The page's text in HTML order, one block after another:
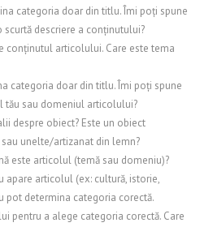
categoria doar din titlu. Îmi poți spune
descriere a conținutului?
conținutul articolului. Care este tema
categoria doar din titlu. Îmi poți spune
tău sau domeniul articolului?
despre obiect? Este un obiect
unelte/artizanat din lemn?
este articolul (temă sau domeniu)?
apare articolul (ex: cultură, istorie,
pot determina categoria corectă.
pentru a alege categoria corectă. Care